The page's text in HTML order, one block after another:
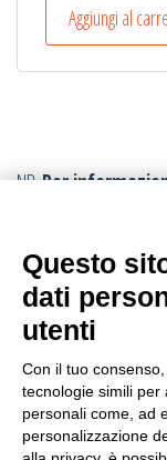
era:
€64,50.
Aggiungi al
NB.Per
Ogni ordine,
speciali.Per
conviene fare
tariffario: l’ordine
I resi sono accettati
dell’acquirente ,
CERCA IL PRODOTTO
Questo
dati
utenti
Con il tuo
tecnologie simili per
personali come, ad
personalizzazione